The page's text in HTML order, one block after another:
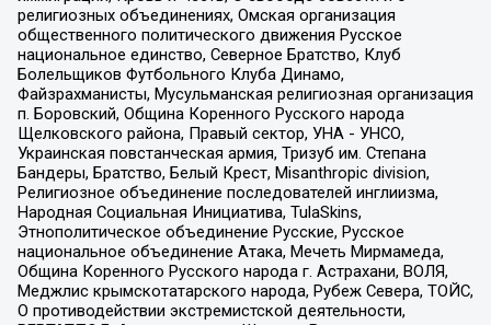
религиозных объединениях, Омская организация
общественного политического движения Русское
национальное единство, Северное Братство, Клуб
Болельщиков Футбольного Клуба Динамо,
Файзрахманисты, Мусульманская религиозная организация
п. Боровский, Община Коренного Русского народа
Щелковского района, Правый сектор, УНА - УНСО,
Украинская повстанческая армия, Тризуб им. Степана
Бандеры, Братство, Белый Крест, Misanthropic division,
Религиозное объединение последователей инглиизма,
Народная Социальная Инициатива, TulaSkins,
Этнополитическое объединение Русские, Русское
национальное объединение Атака, Мечеть Мирмамеда,
Община Коренного Русского народа г. Астрахани, ВОЛЯ,
Меджлис крымскотатарского народа, Рубеж Севера, ТОЙС,
О противодействии экстремистской деятельности,